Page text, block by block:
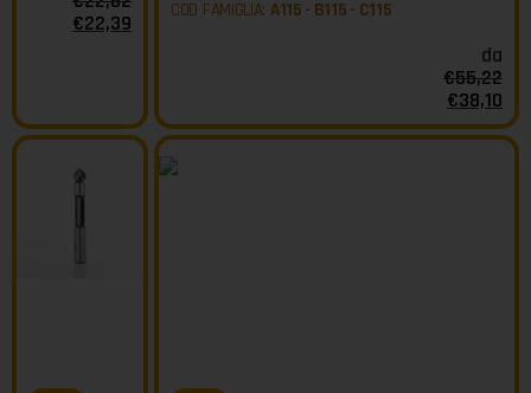
€22,39
COD FAMIGLIA: A115 - B115 - C115
da
€55,22
€38,10